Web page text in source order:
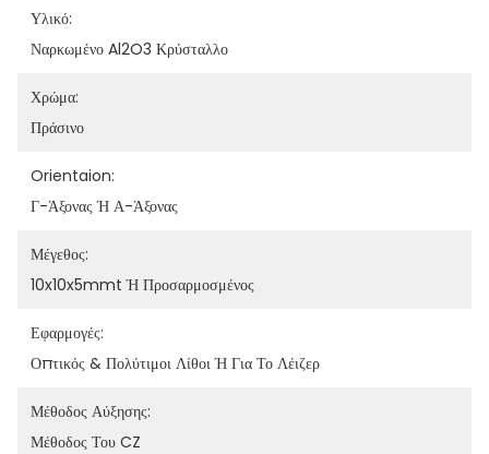
Υλικό:
Ναρκωμένο Al2O3 Κρύσταλλο
Χρώμα:
Πράσινο
Orientaion:
Γ-Άξονας Ή Α-Άξονας
Μέγεθος:
10x10x5mmt Ή Προσαρμοσμένος
Εφαρμογές:
Οπτικός & Πολύτιμοι Λίθοι Ή Για Το Λέιζερ
Μέθοδος Αύξησης:
Μέθοδος Του CZ